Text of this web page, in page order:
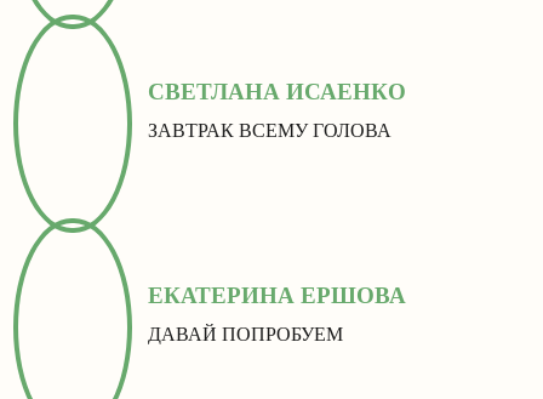
СВЕТЛАНА ИСАЕНКО
ЗАВТРАК ВСЕМУ ГОЛОВА
ЕКАТЕРИНА ЕРШОВА
ДАВАЙ ПОПРОБУЕМ